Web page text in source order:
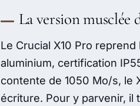
La version musclée
Le Crucial X10 Pro
aluminium, certification
contente de 1050 Mo/s, le
écriture. Pour y parvenir, il